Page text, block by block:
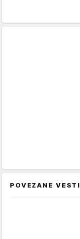
POVEZANE VESTI